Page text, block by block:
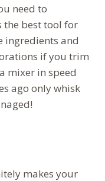
need to
the best tool for
ingredients and
if you trim
mixer in speed
ago only whisk
makes your